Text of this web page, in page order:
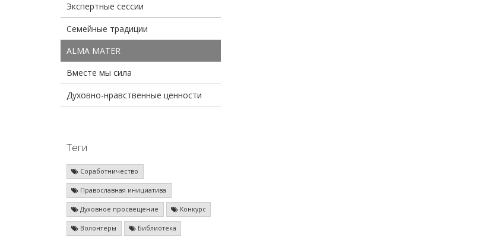
Экспертные сессии
Семейные традиции
ALMA MATER
Вместе мы сила
Духовно-нравственные ценности
Теги
Соработничество
Православная инициатива
Духовное просвещение Конкурс
Волонтеры Библиотека